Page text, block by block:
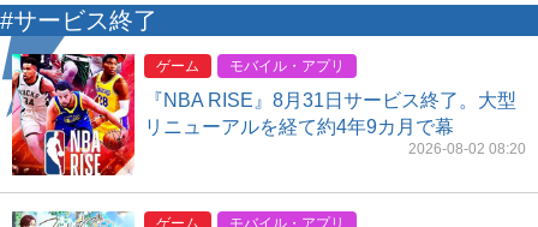
#サービス終了
ゲーム モバイル・アプリ
『NBA RISE』8月31日サービス終了。大型
リニューアルを経て約4年9カ月で幕
2026-08-02 08:20
ゲーム モバイル・アプリ